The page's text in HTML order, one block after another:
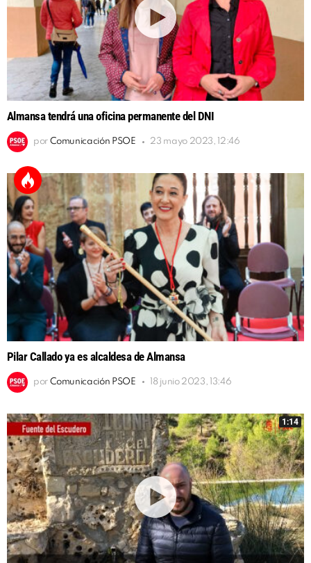
Almansa tendrá una oficina permanente del DNI
por Comunicación PSOE 23 mayo 2023, 12:46
Pilar Callado ya es alcaldesa de Almansa
por Comunicación PSOE 18 junio 2023, 13:46
1:14